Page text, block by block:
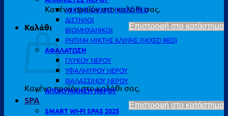
Κανένα προϊόν στο καλάθι σας.
Επιστροφή στο κατάστημα
Καλάθι
Κανένα προϊόν στο καλάθι σας.
Επιστροφή στο κατάστημα
ΜΙΚΤΗΣ ΚΛΙΝΗΣ MIXED BED
ΔΙΣΤΗΛΟΙ
ΒΙΟΜΗΧΑΝΙΚΟΙ
ΡΗΤΙΝΗ ΜΙΚΤΗΣ ΚΛΙΝΗΣ (MIXED BED)
ΑΦΑΛΑΤΩΣΗ
ΓΛΥΚΟΥ ΝΕΡΟΥ
ΥΦΑΛΜΥΡΟΥ ΝΕΡΟΥ
ΘΑΛΑΣΣΙΝΟΥ ΝΕΡΟΥ
ΑΠΟΛΥΜΑΝΣΗ ΝΕΡΟΥ
SPA
SMART WI-FI SPAS 2025